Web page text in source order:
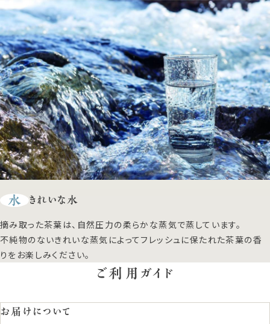
水 きれいな水
摘み取った茶葉は、自然圧力の柔らかな蒸気で蒸しています。
不純物のないきれいな蒸気によってフレッシュに保たれた茶葉の香
りをお楽しみください。
ご利用ガイド
お届けについて